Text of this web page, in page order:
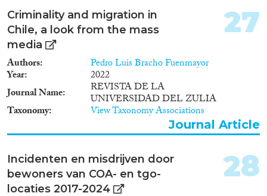
onder de huidige groepen
asielmigranten vergelijkbaar met
de patronen onder groepen die
asiel hebben aangevraagd? 2.In
hoeverre heeft de aanwezigheid
van een locatie van het Centraal
Orgaan opvang Asielzoekers
(COA) in een buurt gevolgen
voor de mate waarin reguliere
buurtbewoners en overige
reguliere gebruikers van de buurt
(passanten en bedrijven) er het
slachtoffer worden van
criminaliteit?
Criminality and migration in
Chile, a look from the mass
media
Authors Pedro Luis Bracho Fuenmayor
Year
2022
Journal Name
REVISTA DE LA
UNIVERSIDAD DEL ZULIA
Taxonomy View Taxonomy Associations
27
Journal Article
Incidenten en misdrijven door
bewoners van COA- en tgo-
locaties 2017-2024
28